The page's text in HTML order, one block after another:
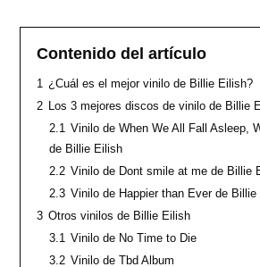
Contenido del artículo
1 ¿Cuál es el mejor vinilo de Billie Eilish?
2 Los 3 mejores discos de vinilo de Billie
2.1 Vinilo de When We All Fall Asleep,
de Billie Eilish
2.2 Vinilo de Dont smile at me de Billie
2.3 Vinilo de Happier than Ever de Billie
3 Otros vinilos de Billie Eilish
3.1 Vinilo de No Time to Die
3.2 Vinilo de Tbd Album